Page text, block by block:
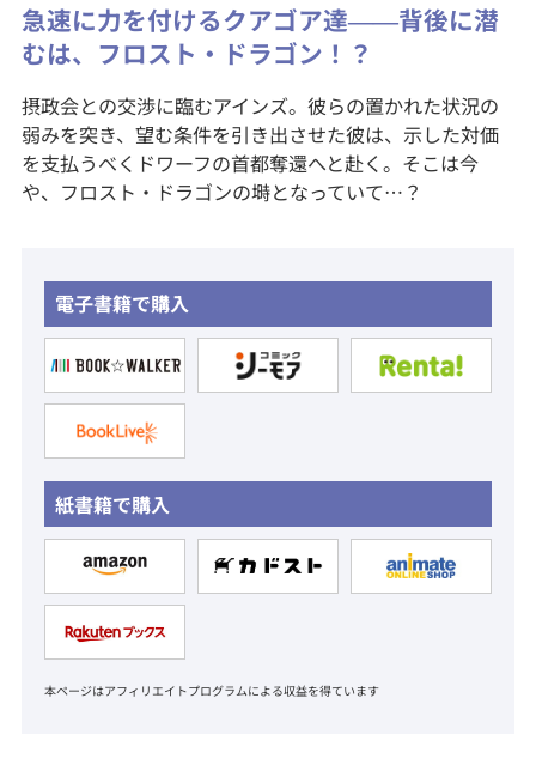
急速に力を付けるクアゴア達――背後に潜
むは、フロスト・ドラゴン！？
摂政会との交渉に臨むアインズ。彼らの置かれた状況の
弱みを突き、望む条件を引き出させた彼は、示した対価
を支払うべくドワーフの首都奪還へと赴く。そこは今
や、フロスト・ドラゴンの塒となっていて…？
電子書籍で購入
紙書籍で購入
本ページはアフィリエイトプログラムによる収益を得ています